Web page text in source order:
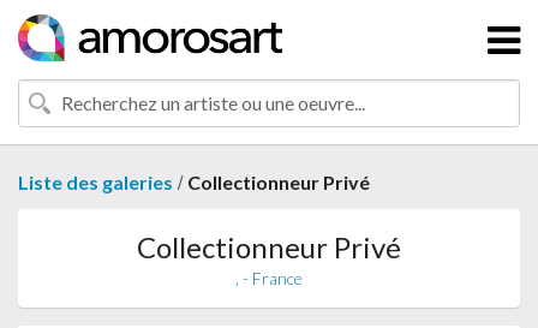
Liste des galeries / Collectionneur Privé
Collectionneur Privé
, - France